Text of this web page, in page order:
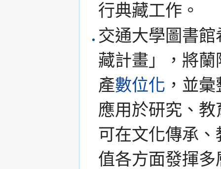
行典藏工作。
交通大學圖書
藏計畫」，將
產數位化 ，並
應用於研究、
可在文化傳承
值各方面發揮